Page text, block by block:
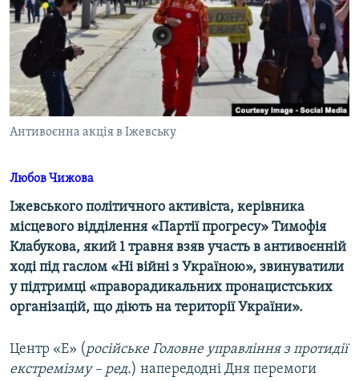
ВІДЕОУРОКИ «ELIFBE»
СВІДЧЕННЯ ОКУПАЦІЇ
УКРАЇНСЬКА ПРОБЛЕМА КРИМУ
ІНФОГРАФІКА
Русский
Qırımtatar
ДОЛУЧАЙСЯ!
Усі сайти RFE/RL
Антивоєнна акція в Іжевську
Любов Чижова
Іжевського політичного активіста, керівника
місцевого відділення «Партії прогресу» Тимофія
Клабукова, який 1 травня взяв участь в антивоєнній
ході під гаслом «Ні війні з Україною», звинуватили
у підтримці «праворадикальних пронацистських
організацій, що діють на території України».
Центр «Е» (російське Головне управління з протидії
екстремізму – ред.) напередодні Дня перемоги